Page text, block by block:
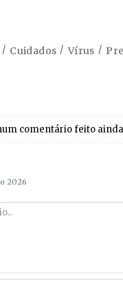
Cuidados Vírus
comentário feito
2026